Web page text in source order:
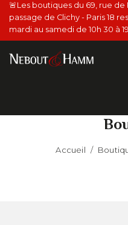
🚨Les boutiques du 69, rue de
passage de Clichy - Paris 18
mardi au samedi de 10h 30 à
Accueil /